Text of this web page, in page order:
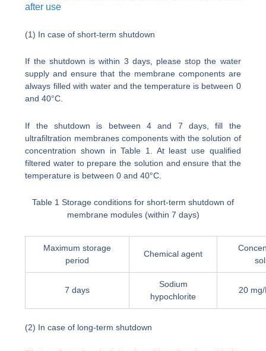
after use
(1) In case of short-term shutdown
If the shutdown is within 3 days, please stop the water
supply and ensure that the membrane components are
always filled with water and the temperature is between 0
and 40°C.
If the shutdown is between 4 and 7 days, fill the
ultrafiltration membranes components with the solution of
concentration shown in Table 1. At least use qualified
filtered water to prepare the solution and ensure that the
temperature is between 0 and 40°C.
Table 1 Storage conditions for short-term shutdown of
membrane modules (within 7 days)
Maximum storage
period
Chemical agent
7 days
Sodium
hypochlorite
20
(2) In case of long-term shutdown